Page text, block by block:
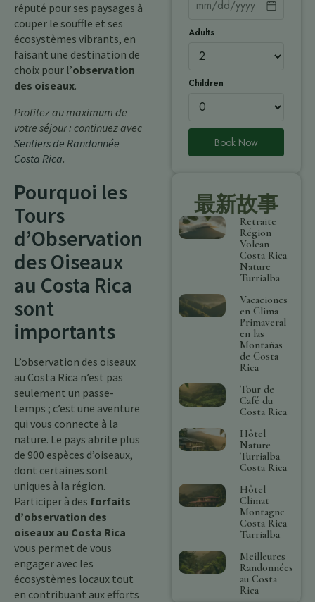
réputé pour ses paysages à
couper le souffle et ses
écosystèmes vibrants, en
faisant une destination de
choix pour l’observation
des oiseaux.
Profitez au maximum de
votre séjour : continuez avec
Sentiers de Randonnée
Costa Rica.
Pourquoi les
Tours
d’Observation
des Oiseaux
au Costa Rica
sont
importants
L’observation des oiseaux
au Costa Rica n’est pas
seulement un passe-
temps ; c’est une aventure
qui vous connecte à la
nature. Le pays abrite plus
de 900 espèces d’oiseaux,
dont certaines sont
uniques à la région.
Participer à des forfaits
d’observation des
oiseaux au Costa Rica
vous permet de vous
engager avec les
écosystèmes locaux tout
en contribuant aux efforts
Adults
Children
Book Now
最新故事
Retraite
Région
Volcan
Costa Rica
Nature
Turrialba
Vacaciones
en Clima
Primaveral
en las
Montañas
de Costa
Rica
Tour de
Café du
Costa Rica
Hôtel
Nature
Turrialba
Costa Rica
Hôtel
Climat
Montagne
Costa Rica
Turrialba
Meilleures
Randonnées
au Costa
Rica